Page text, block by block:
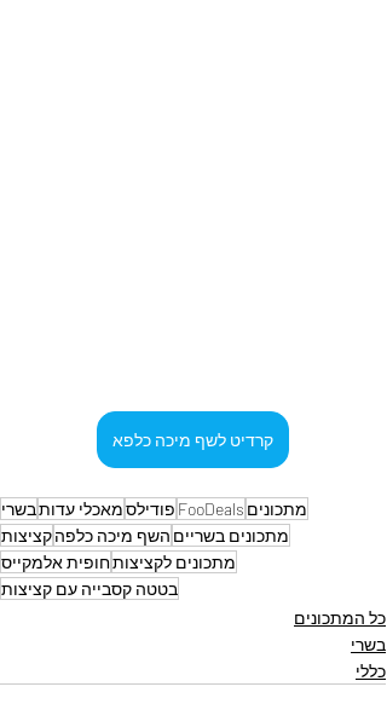
קרדיט לשף מיכה כלפא
מתכונים FooDeals פודילסמאכלי עדותבשרי
מתכונים בשריים השף מיכה כלפהקציצות
מתכונים לקציצותחופית אלמקייס
בטטה קסבייה עם קציצות
כל המתכונים
בשרי
כללי